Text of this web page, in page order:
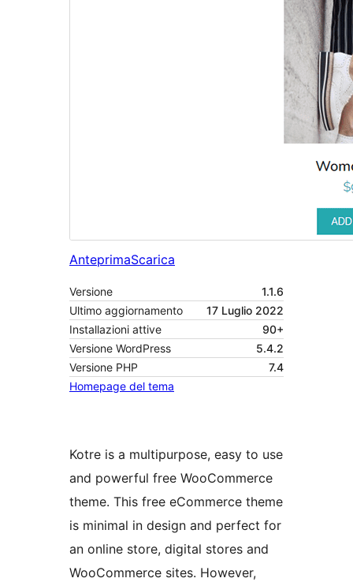
AnteprimaScarica
Versione
1.1.6
Ultimo aggiornamento
17 Luglio 2022
Installazioni attive
90+
Versione WordPress
5.4.2
Versione PHP
7.4
Homepage del tema
Kotre is a multipurpose, easy to use
and powerful free WooCommerce
theme. This free eCommerce theme
is minimal in design and perfect for
an online store, digital stores and
WooCommerce sites. However,